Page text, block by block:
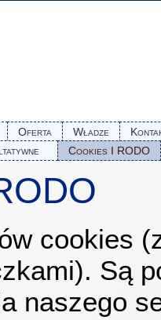
Oferta Władze
Cookies I RODO
cookies
Są
naszego